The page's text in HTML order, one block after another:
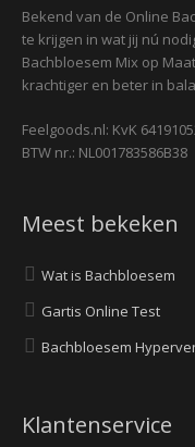
Bekend van de Online
te krijgen in wat jij nú
Bachbloesem Mix op
krachtiger en beter in
Feelgoods.nl: KvK
BTW nr.: NL001783586B38
Meest bekeken
Wat is Bachbloesem
Gartis Online Test
Bachbloesem
Klantenservice